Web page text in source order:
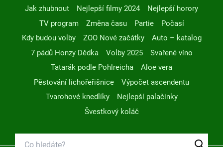
Jak zhubnout Nejlepší filmy 2024
Nejlepší horory
TV program
Změna času Partie
Počasí
Kdy budou volby
ZOO Nové začátky
Auto – katalog
7 pádů Honzy Dědka
Volby 2025
Svařené víno
Tatarák podle Pohlreicha
Aloe vera
Pěstování lichořeřišnice
Výpočet ascendentu
Tvarohové knedlíky
Nejlepší palačinky
Švestkový koláč